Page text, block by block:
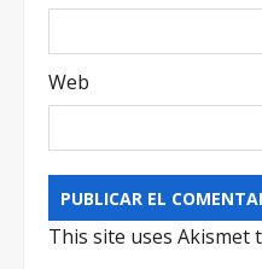
Web
This site uses Akismet